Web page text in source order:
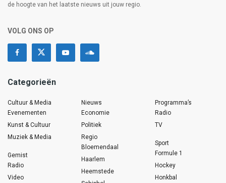
de hoogte van het laatste nieuws uit jouw regio.
VOLG ONS OP
Categorieën
Cultuur & Media
Evenementen
Kunst & Cultuur
Muziek & Media
Gemist
Radio
Video
Nieuws
Economie
Politiek
Regio
Bloemendaal
Haarlem
Heemstede
Programma’s
Radio
TV
Sport
Formule 1
Hockey
Honkbal